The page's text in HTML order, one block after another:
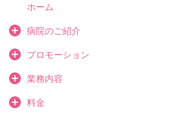
ホーム
病院のご紹介
プロモーション
業務内容
料金